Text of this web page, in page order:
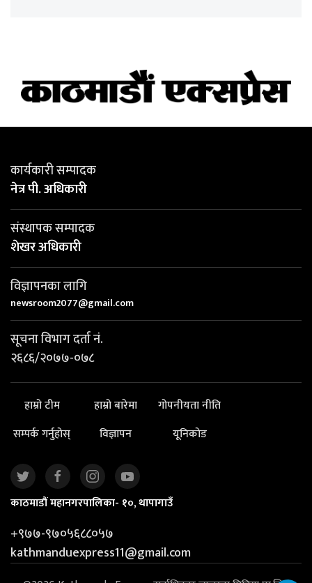
कार्यकारी सम्पादक
नेत्र पी. अधिकारी
संस्थापक सम्पादक
शेखर अधिकारी
विज्ञापनका लागि
newsroom2077@gmail.com
सूचना विभाग दर्ता नं.
२६८६/२०७७-०७८
हाम्रो टीम हाम्रो बारेमा
गोपनीयता नीति
सम्पर्क गर्नुहोस्
विज्ञापन यूनिकोड
काठमाडौं महानगरपालिका- १०, थापागाउँ
+९७७-९७०५६८८०५७
kathmanduexpress11@gmail.com